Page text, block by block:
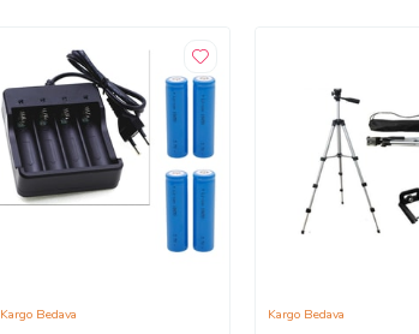
Kargo Bedava Kargo Bedava